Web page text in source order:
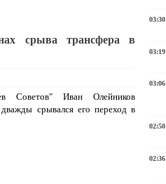
срыва трансфера в
Советов" Иван Олейников
срывался его переход в
03:30
03:19
03:06
02:50
02:36